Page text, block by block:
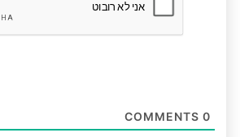
0